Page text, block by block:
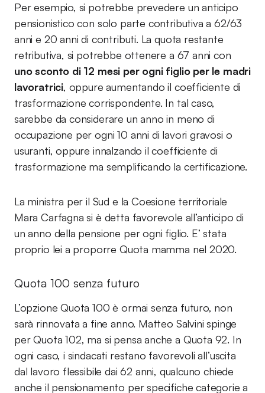
Per esempio, si potrebbe prevedere un anticipo
pensionistico con solo parte contributiva a 62/63
anni e 20 anni di contributi. La quota restante
retributiva, si potrebbe ottenere a 67 anni con
uno sconto di 12 mesi per ogni figlio per le madri
lavoratrici, oppure aumentando il coefficiente di
trasformazione corrispondente. In tal caso,
sarebbe da considerare un anno in meno di
occupazione per ogni 10 anni di lavori gravosi o
usuranti, oppure innalzando il coefficiente di
trasformazione ma semplificando la certificazione.
La ministra per il Sud e la Coesione territoriale
Mara Carfagna si è detta favorevole all’anticipo di
un anno della pensione per ogni figlio. E’ stata
proprio lei a proporre Quota mamma nel 2020.
Quota 100 senza futuro
L’opzione Quota 100 è ormai senza futuro, non
sarà rinnovata a fine anno. Matteo Salvini spinge
per Quota 102, ma si pensa anche a Quota 92. In
ogni caso, i sindacati restano favorevoli all’uscita
dal lavoro flessibile dai 62 anni, qualcuno chiede
anche il pensionamento per specifiche categorie a